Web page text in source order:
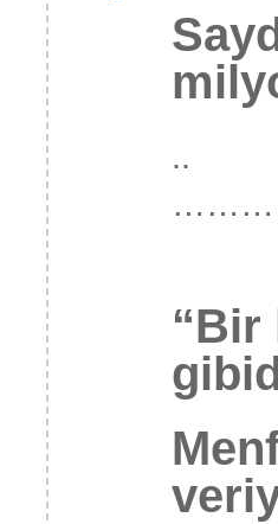
..
“Bir